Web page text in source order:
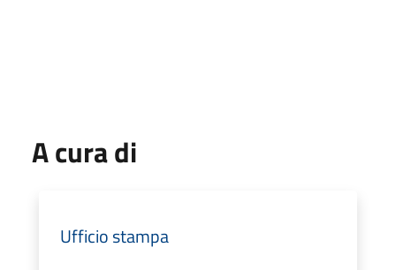
A cura di
Ufficio stampa